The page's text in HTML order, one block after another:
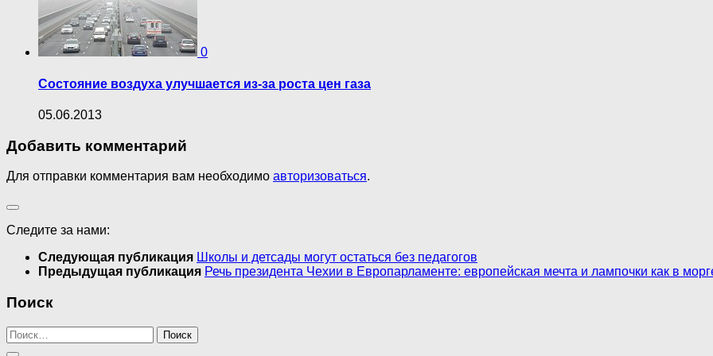
0
Состояние воздуха улучшается из-за роста цен газа
05.06.2013
Добавить комментарий
Для отправки комментария вам необходимо авторизоваться.
Следите за нами:
Следующая публикация Школы и детсады могут остаться без педагогов
Предыдущая публикация Речь президента Чехии в Европарламенте: европейская мечта и лампочки как в
Поиск
Найти: